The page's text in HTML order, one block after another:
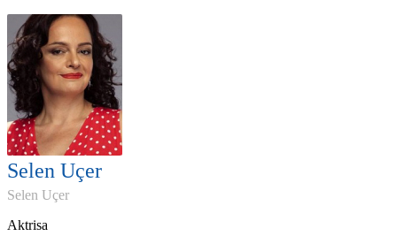
Selen Uçer
Selen Uçer
Aktrisa